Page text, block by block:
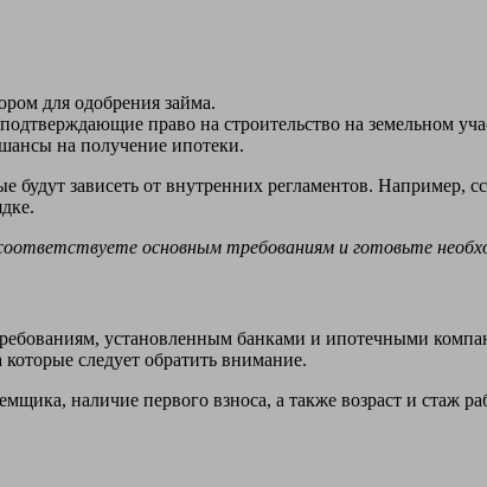
для одобрения займа.
право на строительство на земельном
на получение ипотеки.
зависеть от внутренних регламентов. Например,
основным требованиям и готовьте
установленным банками и ипотечными
следует обратить внимание.
наличие первого взноса, а также возраст и стаж